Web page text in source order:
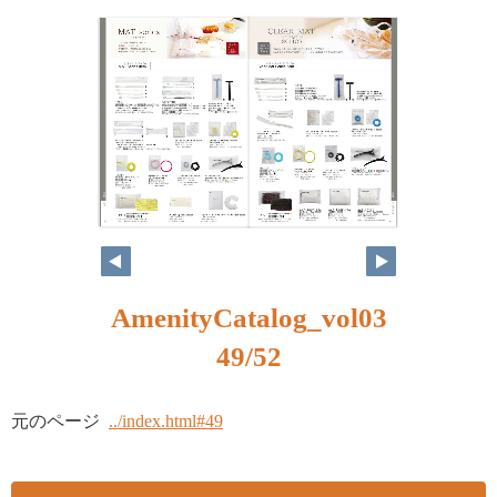
AmenityCatalog_vol03
49/52
元のページ ../index.html#49